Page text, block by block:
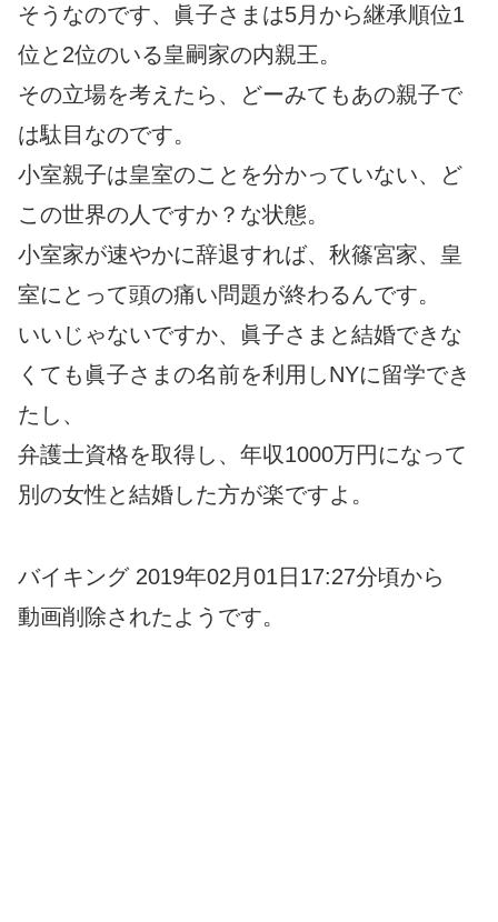
そうなのです、眞子さまは5月から継承順位1
位と2位のいる皇嗣家の内親王。
その立場を考えたら、どーみてもあの親子で
は駄目なのです。
小室親子は皇室のことを分かっていない、ど
この世界の人ですか？な状態。
小室家が速やかに辞退すれば、秋篠宮家、皇
室にとって頭の痛い問題が終わるんです。
いいじゃないですか、眞子さまと結婚できな
くても眞子さまの名前を利用しNYに留学でき
たし、
弁護士資格を取得し、年収1000万円になって
別の女性と結婚した方が楽ですよ。
バイキング 2019年02月01日17:27分頃から
動画削除されたようです。